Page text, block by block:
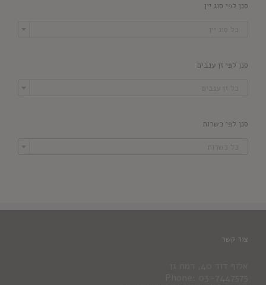
סנן לפי סוג יין
סנן לפי זן ענבים
סנן לפי כשרות
צור קשר